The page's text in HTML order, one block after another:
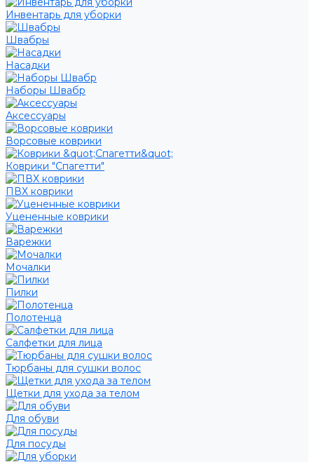
Инвентарь для уборки
Швабры
Насадки
Наборы Швабр
Аксессуары
Ворсовые коврики
Коврики "Спагетти"
ПВХ коврики
Уцененные коврики
Варежки
Мочалки
Пилки
Полотенца
Салфетки для лица
Тюрбаны для сушки волос
Щетки для ухода за телом
Для обуви
Для посуды